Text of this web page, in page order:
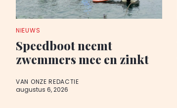
NIEUWS
Speedboot neemt
zwemmers mee en zinkt
VAN ONZE REDACTIE
augustus 6, 2026